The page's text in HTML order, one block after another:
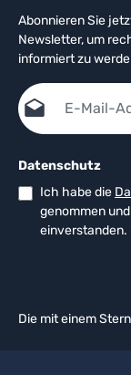
Abonnieren Sie
Newsletter, um
informiert zu
E-Mail-Adresse*
Datenschutz
Ich habe die
genommen
einverstanden.
Die mit einem